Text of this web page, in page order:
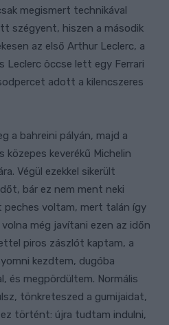
megismert technikával
szégyent, hiszen a második
az első Arthur Leclerc, a
Leclerc öccse lett egy Ferrari
adott a kilencszeres
a bahreini pályán, majd a
keverékű Michelin
Végül ezekkel sikerült
bár ez nem ment neki
peches voltam, mert talán így
még javítani ezen az időn
piros zászlót kaptam, a
kezdtem, dugóba
és megpördültem. Normális
tönkreteszed a gumijaidat,
történt: újra tudtam indulni,